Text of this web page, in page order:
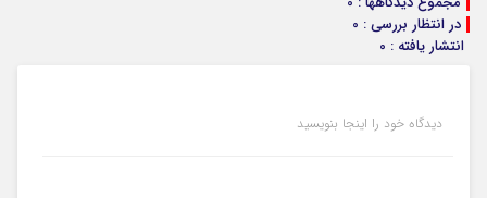
در انتظار بررسی : 0
انتشار یافته : 0
دیدگاه خود را اینجا بنویسید